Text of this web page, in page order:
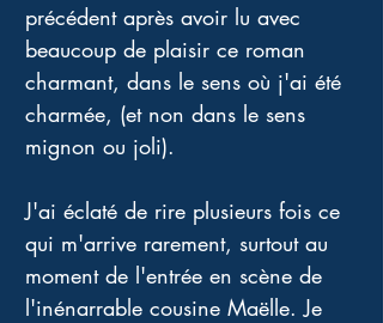
précédent après avoir lu avec
beaucoup de plaisir ce roman
charmant, dans le sens où j'ai été
charmée, (et non dans le sens
mignon ou joli).
J'ai éclaté de rire plusieurs fois ce
qui m'arrive rarement, surtout au
moment de l'entrée en scène de
l'inénarrable cousine Maëlle. Je